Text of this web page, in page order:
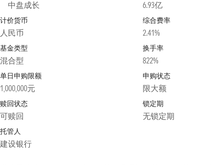
中盘成长 6.93亿
计价货币
人民币
综合费率
2.41%
基金类型
混合型
换手率
822%
单日申购限额
1,000,000元
申购状态
限大额
赎回状态
可赎回
锁定期
无锁定期
托管人
建设银行